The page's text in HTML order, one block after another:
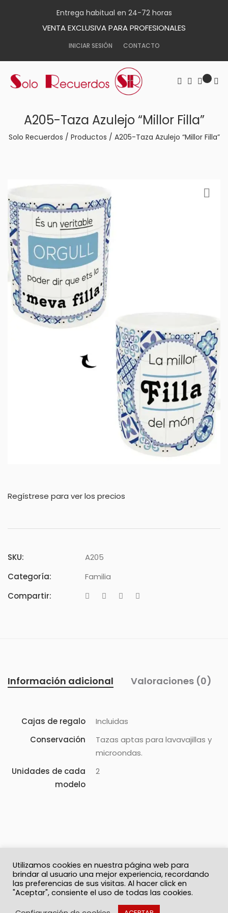
Entrega habitual en 24-72 horas
VENTA EXCLUSIVA PARA PROFESIONALES
INICIAR SESIÓN CONTACTO
A205-Taza Azulejo “Millor Filla”
Solo Recuerdos / Productos / A205-Taza Azulejo “Millor Filla”
Regístrese para ver los precios
SKU:
A205
Categoría:
Familia
Compartir:
Información adicional Valoraciones (0)
Cajas de regalo
Incluidas
Conservación
Tazas aptas para lavavajillas y
microondas.
Unidades de cada
modelo
2
© 2026 Solo Recuerdos
Política de privacidad Términos y Condiciones
Utilizamos cookies en nuestra página web para
brindar al usuario una mejor experiencia, recordando
las preferencias de sus visitas. Al hacer click en
"Aceptar", consiente el uso de todas las cookies.